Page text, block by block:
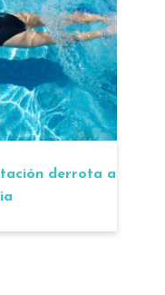
derrota a